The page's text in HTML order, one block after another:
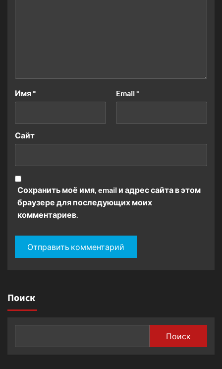
Имя* Email*
Сайт
Сохранить моё имя, email и адрес сайта в этом
браузере для последующих моих
комментариев.
Поиск
Поиск